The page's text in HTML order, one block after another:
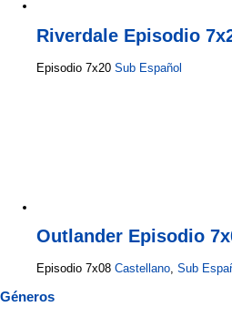
Riverdale Episodio
Episodio 7x20 Sub Español
Outlander Episodio
Episodio 7x08 Castellano, Sub
Géneros